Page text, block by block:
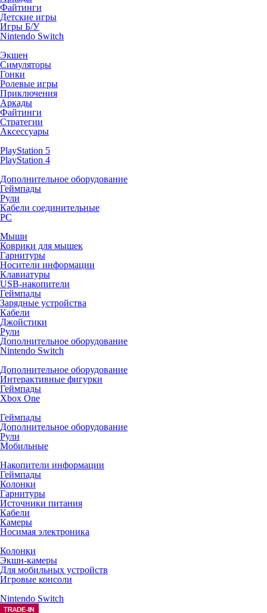
Файтинги
Детские игры
Игры Б/У
Nintendo Switch
Экшен
Симуляторы
Гонки
Ролевые игры
Приключения
Аркады
Файтинги
Стратегии
Аксессуары
PlayStation 5
PlayStation 4
Дополнительное оборудование
Геймпады
Рули
Кабели соединительные
PC
Мыши
Коврики для мышек
Гарнитуры
Носители информации
Клавиатуры
USB-накопители
Геймпады
Зарядные устройства
Кабели
Джойстики
Рули
Дополнительное оборудование
Nintendo Switch
Дополнительное оборудование
Интерактивные фигурки
Геймпады
Xbox One
Геймпады
Дополнительное оборудование
Рули
Мобильные
Накопители информации
Геймпады
Колонки
Гарнитуры
Источники питания
Кабели
Камеры
Носимая электроника
Колонки
Экшн-камеры
Для мобильных устройств
Игровые консоли
Nintendo Switch